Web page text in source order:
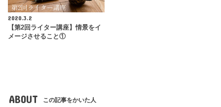
2020.3.2
【第2回ライター講座】情景をイ
メージさせること①
ABOUT この記事をかいた人